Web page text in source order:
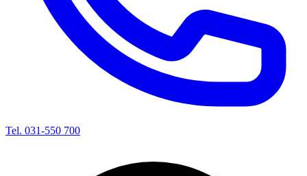
Tel. 031-550 700